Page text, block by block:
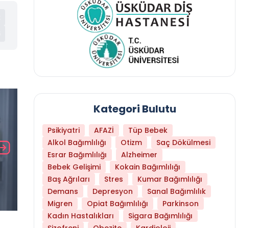
Hangi Yaşta Hangi Testi Yaptırmanız
Kategori Bulutu
Psikiyatri AFAZİ
Tüp Bebek
Alkol Bağımlılığı
Otizm
Saç Dökülmesi
Esrar Bağımlılığı
Alzheimer
Bebek Gelişimi
Kokain Bağımlılığı
Baş Ağrıları
Stres
Kumar Bağımlılığı
Demans
Depresyon
Sanal Bağımlılık
Migren
Opiat Bağımlılığı
Parkinson
Kadın Hastalıkları
Sigara Bağımlılığı